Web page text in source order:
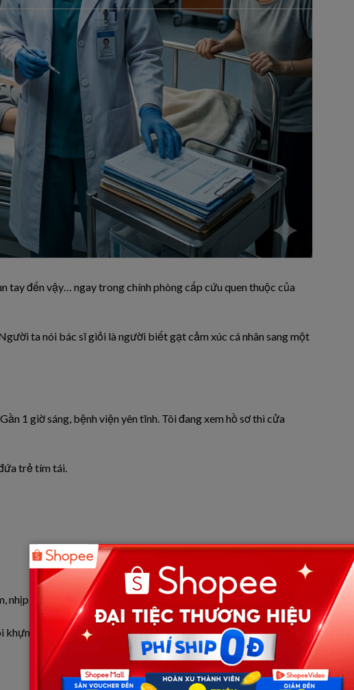
tay đến vậy… ngay trong chính phòng cấp cứu quen thuộc của
ta nói bác sĩ giỏi là người biết gạt cảm xúc cá nhân sang một
1 giờ sáng, bệnh viện yên tĩnh. Tôi đang xem hồ sơ thì cửa
trẻ tím tái.
nhịp tim yếu.
lại.